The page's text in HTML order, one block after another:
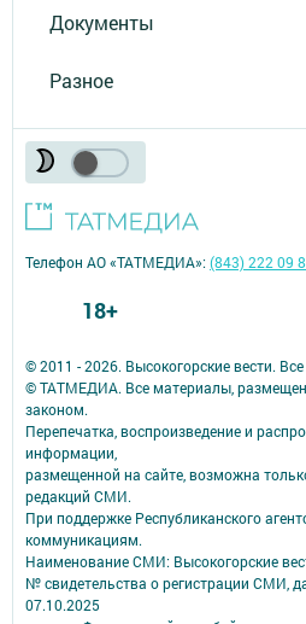
Документы
Разное
© 2011 - 2026. Высокогорские вести.
© ТАТМЕДИА. Все материалы,
законом.
Перепечатка, воспроизведение и
информации,
размещенной на сайте, возможна
редакций СМИ.
При поддержке Республиканского
коммуникациям.
Наименование СМИ: Высокогорские
№ свидетельства о регистрации СМИ,
07.10.2025
Телефон АО «ТАТМЕДИА»:(843) 222 09
18+